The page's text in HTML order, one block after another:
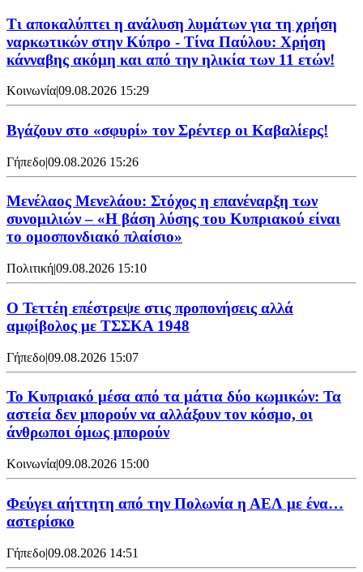
Τι αποκαλύπτει η ανάλυση λυμάτων για τη χρήση
ναρκωτικών στην Κύπρο - Τίνα Παύλου: Χρήση
κάνναβης ακόμη και από την ηλικία των 11 ετών!
Κοινωνία|09.08.2026 15:29
Bγάζουν στο «σφυρί» τον Σρέντερ οι Καβαλίερς!
Γήπεδο|09.08.2026 15:26
Μενέλαος Μενελάου: Στόχος η επανέναρξη των
συνομιλιών – «Η βάση λύσης του Κυπριακού είναι
το ομοσπονδιακό πλαίσιο»
Πολιτική|09.08.2026 15:10
Ο Τεττέη επέστρεψε στις προπονήσεις αλλά
αμφίβολος με ΤΣΣΚΑ 1948
Γήπεδο|09.08.2026 15:07
Το Κυπριακό μέσα από τα μάτια δύο κωμικών: Τα
αστεία δεν μπορούν να αλλάξουν τον κόσμο, οι
άνθρωποι όμως μπορούν
Κοινωνία|09.08.2026 15:00
Φεύγει αήττητη από την Πολωνία η ΑΕΛ με ένα…
αστερίσκο
Γήπεδο|09.08.2026 14:51